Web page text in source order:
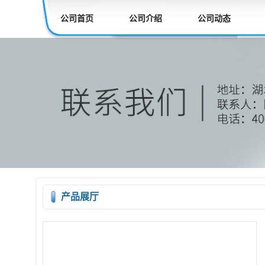
公司首页 公司介绍 公司动态
产品展厅